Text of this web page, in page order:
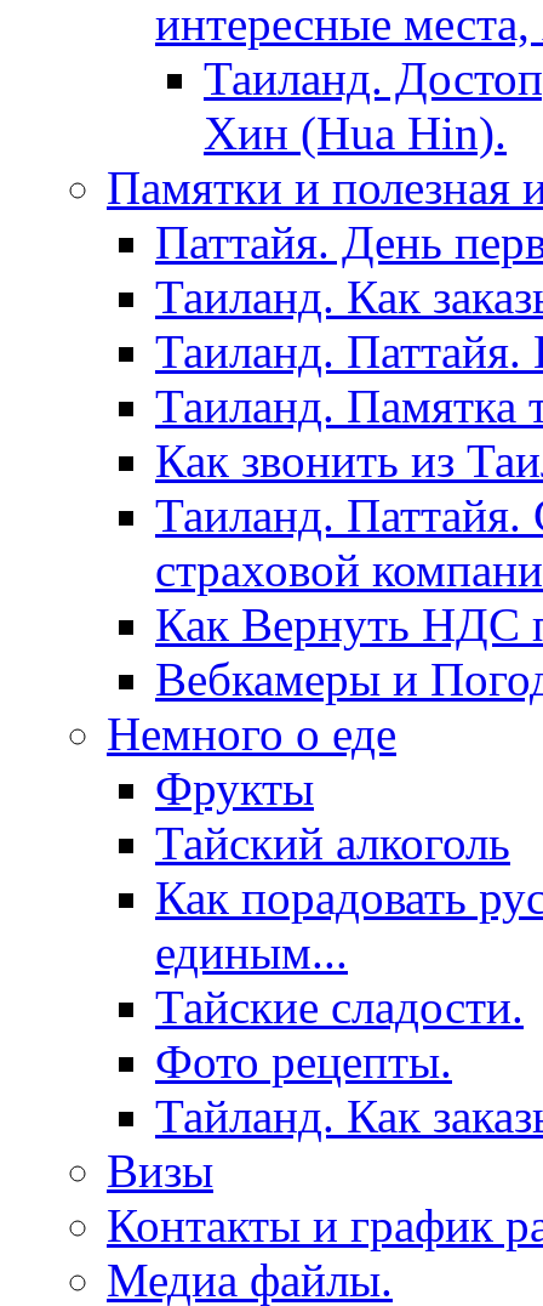
интересные
Таиланд.
Хин (Hua Hin).
Памятки и полезная
Паттайя. День
Таиланд. Как
Таиланд.
Таиланд. Памятка
Как звонить из
Таиланд. Паттайя.
страховой
Как Вернуть НДС
Вебкамеры и
Немного о еде
Фрукты
Тайский алкоголь
Как порадовать
единым...
Тайские сладости.
Фото рецепты.
Тайланд. Как
Визы
Контакты и график
Медиа файлы.